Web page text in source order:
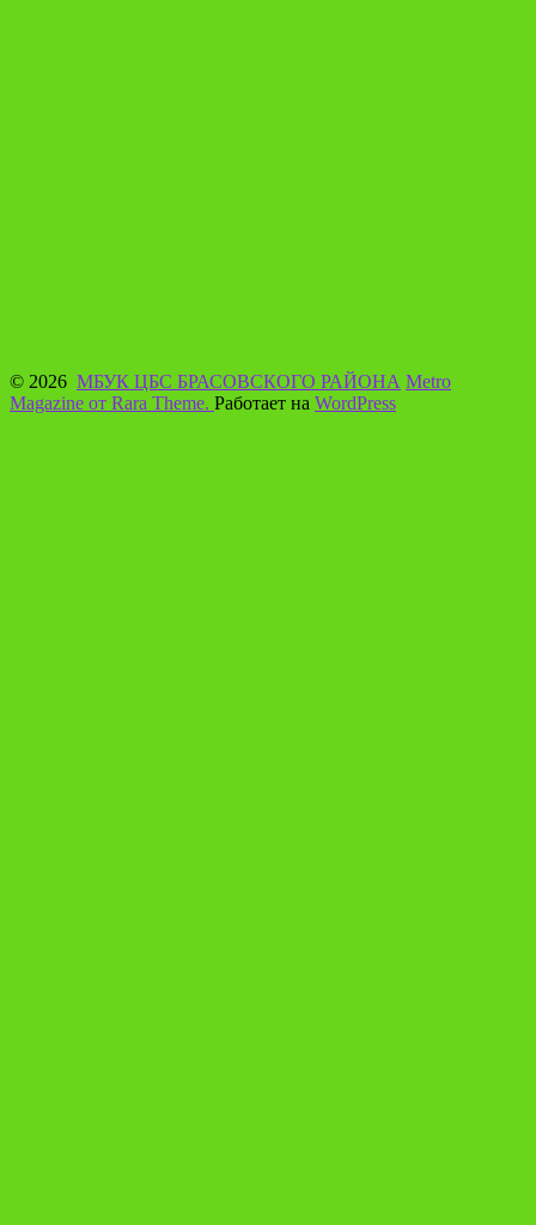
© 2026 МБУК ЦБС БРАСОВСКОГО РАЙОНА Metro
Magazine от Rara Theme. Работает на WordPress